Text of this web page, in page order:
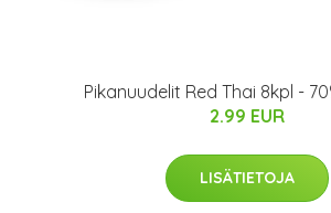
Pikanuudelit Red Thai 8kpl -
2.99 EUR
LISÄTIETOJA